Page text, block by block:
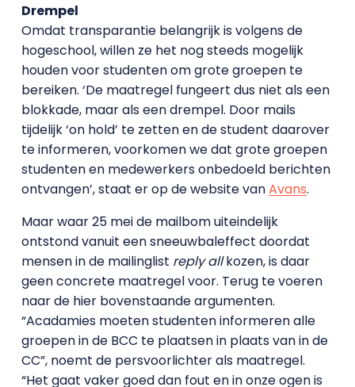
Drempel
Omdat transparantie belangrijk is volgens de
hogeschool, willen ze het nog steeds mogelijk
houden voor studenten om grote groepen te
bereiken. ‘De maatregel fungeert dus niet als een
blokkade, maar als een drempel. Door mails
tijdelijk ‘on hold’ te zetten en de student daarover
te informeren, voorkomen we dat grote groepen
studenten en medewerkers onbedoeld berichten
ontvangen’, staat er op de website vanAvans.
Maar waar 25 mei de mailbom uiteindelijk
ontstond vanuit een sneeuwbaleffect doordat
mensen in de mailinglist reply allkozen, is daar
geen concrete maatregel voor. Terug te voeren
naar de hier bovenstaande argumenten.
“Acadamies moeten studenten informeren alle
groepen in de BCC te plaatsen in plaats van in de
CC”, noemt de persvoorlichter als maatregel.
“Het gaat vaker goed dan fout en in onze ogen is